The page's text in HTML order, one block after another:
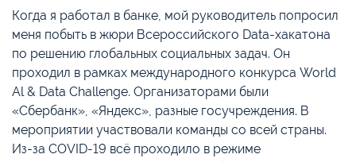
Когда я работал в банке, мой руководитель попросил
меня побыть в жюри Всероссийского Data-хакатона
по решению глобальных социальных задач. Он
проходил в рамках международного конкурса World
Al & Data Challenge. Организаторами были
«Сбербанк», «Яндекс», разные госучреждения. В
мероприятии участвовали команды со всей страны.
Из-за COVID-19 всё проходило в режиме